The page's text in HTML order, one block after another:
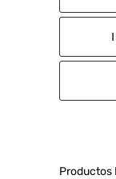
Productos